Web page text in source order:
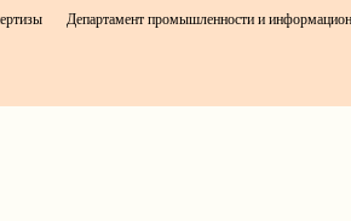
Департамент промышленности и